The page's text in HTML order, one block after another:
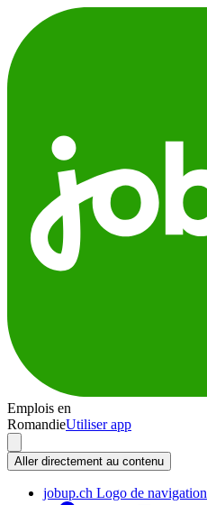
Emplois en
RomandieUtiliser app
Aller directement au contenu
jobup.ch Logo de navigation